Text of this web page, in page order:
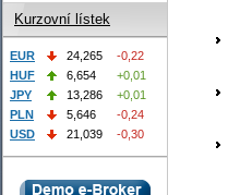
Kurzovní lístek
EUR 24,265
-0,22
HUF
6,654
+0,01
JPY
13,286
+0,01
PLN
5,646
-0,24
USD
21,039 -0,30